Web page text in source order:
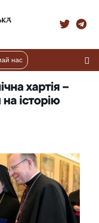
нас
хартія –
історію